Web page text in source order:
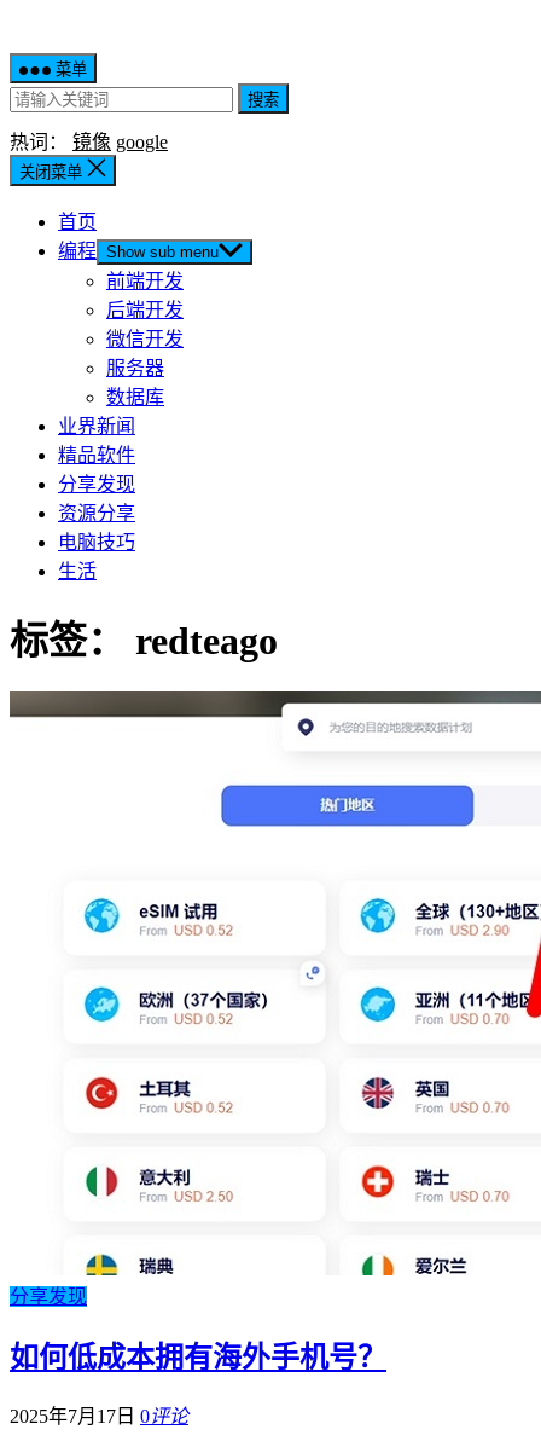
菜单
搜索
热词： 镜像 google
关闭菜单
首页
编程 Show sub menu
前端开发
后端开发
微信开发
服务器
数据库
业界新闻
精品软件
分享发现
资源分享
电脑技巧
生活
标签： redteago
分享发现
如何低成本拥有海外手机号？
2025年7月17日 0评论